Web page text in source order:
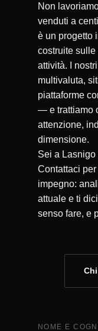
Non
venduti a
è un progetto
costruite
attività. I
multivaluta,
piattaforme
— e trattiamo
attenzione,
dimensione.
Sei a
Contattaci
impegno:
attuale e ti
senso fare, e
NOME E